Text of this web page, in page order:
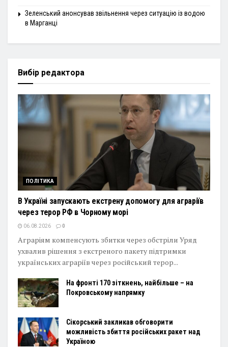
Зеленський анонсував звільнення через ситуацію із водою
в Марганці
Вибір редактора
ПОЛІТИКА
В Україні запускають екстрену допомогу для аграріїв
через терор РФ в Чорному морі
06.08.2026 0
Аграріям компенсують збитки через обстріли Уряд
ухвалив рішення з екстреного пакету підтримки
українських аграріїв через російський терор...
На фронті 170 зіткнень, найбільше – на
Покровському напрямку
Сікорський закликав обговорити
можливість збиття російських ракет над
Україною